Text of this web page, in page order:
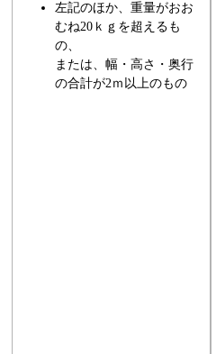
左記のほか、重量がおお
むね20ｋｇを超えるも
の、
または、幅・高さ・奥行
の合計が2ｍ以上のもの